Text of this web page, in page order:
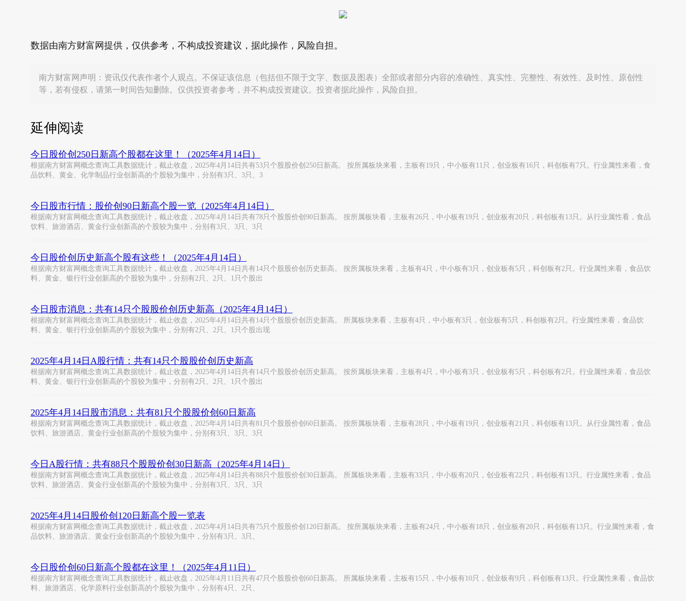
数据由南方财富网提供，仅供参考，不构成投资建议，据此操作，风险自担。
南方财富网声明：资讯仅代表作者个人观点。不保证该信息（包括但不限于文字、数据及图表）全部或者部分内容的准确性、真实性、完整性、有效性、及时性、原创性
等，若有侵权，请第一时间告知删除。仅供投资者参考，并不构成投资建议。投资者据此操作，风险自担。
延伸阅读
今日股价创250日新高个股都在这里！（2025年4月14日）
根据南方财富网概念查询工具数据统计，截止收盘，2025年4月14日共有53只个股股价创250日新高。 按所属板块来看，主板有19只，中小板有11只，创业板有16只，科创板有7只。行业属性来看，食
品饮料、黄金、化学制品行业创新高的个股较为集中，分别有3只、3只、3
今日股市行情：股价创90日新高个股一览（2025年4月14日）
根据南方财富网概念查询工具数据统计，截止收盘，2025年4月14日共有78只个股股价创90日新高。 按所属板块看，主板有26只，中小板有19只，创业板有20只，科创板有13只。从行业属性看，食品
饮料、旅游酒店、黄金行业创新高的个股较为集中，分别有3只、3只、3只
今日股价创历史新高个股有这些！（2025年4月14日）
根据南方财富网概念查询工具数据统计，截止收盘，2025年4月14日共有14只个股股价创历史新高。 按所属板块来看，主板有4只，中小板有3只，创业板有5只，科创板有2只。行业属性来看，食品饮
料、黄金、银行行业创新高的个股较为集中，分别有2只、2只、1只个股出
今日股市消息：共有14只个股股价创历史新高（2025年4月14日）
根据南方财富网概念查询工具数据统计，截止收盘，2025年4月14日共有14只个股股价创历史新高。 所属板块来看，主板有4只，中小板有3只，创业板有5只，科创板有2只。行业属性来看，食品饮
料、黄金、银行行业创新高的个股较为集中，分别有2只、2只、1只个股出现
2025年4月14日A股行情：共有14只个股股价创历史新高
根据南方财富网概念查询工具数据统计，截止收盘，2025年4月14日共有14只个股股价创历史新高。 按所属板块来看，主板有4只，中小板有3只，创业板有5只，科创板有2只。行业属性来看，食品饮
料、黄金、银行行业创新高的个股较为集中，分别有2只、2只、1只个股出
2025年4月14日股市消息：共有81只个股股价创60日新高
根据南方财富网概念查询工具数据统计，截止收盘，2025年4月14日共有81只个股股价创60日新高。 按所属板块看，主板有28只，中小板有19只，创业板有21只，科创板有13只。从行业属性看，食品
饮料、旅游酒店、黄金行业创新高的个股较为集中，分别有3只、3只、3只
今日A股行情：共有88只个股股价创30日新高（2025年4月14日）
根据南方财富网概念查询工具数据统计，截止收盘，2025年4月14日共有88只个股股价创30日新高。 所属板块来看，主板有33只，中小板有20只，创业板有22只，科创板有13只。行业属性来看，食品
饮料、旅游酒店、黄金行业创新高的个股较为集中，分别有3只、3只、3只
2025年4月14日股价创120日新高个股一览表
根据南方财富网概念查询工具数据统计，截止收盘，2025年4月14日共有75只个股股价创120日新高。 按所属板块来看，主板有24只，中小板有18只，创业板有20只，科创板有13只。行业属性来看，食
品饮料、旅游酒店、黄金行业创新高的个股较为集中，分别有3只、3只、
今日股价创60日新高个股都在这里！（2025年4月11日）
根据南方财富网概念查询工具数据统计，截止收盘，2025年4月11日共有47只个股股价创60日新高。 所属板块来看，主板有15只，中小板有10只，创业板有9只，科创板有13只。行业属性来看，食品饮
料、旅游酒店、化学原料行业创新高的个股较为集中，分别有4只、2只、